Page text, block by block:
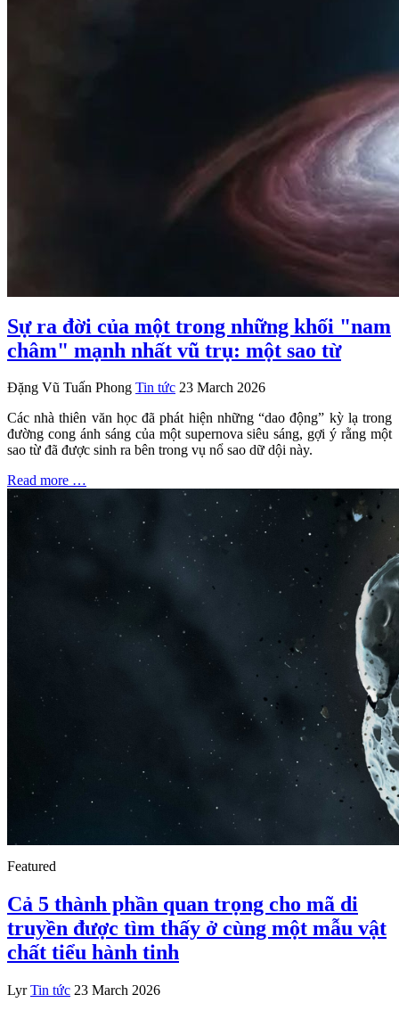
Sự ra đời của một trong những khối "nam
châm" mạnh nhất vũ trụ: một sao từ
Đặng Vũ Tuấn Phong Tin tức 23 March 2026
Các nhà thiên văn học đã phát hiện những “dao động” kỳ lạ trong
đường cong ánh sáng của một supernova siêu sáng, gợi ý rằng một
sao từ đã được sinh ra bên trong vụ nổ sao dữ dội này.
Read more …
Featured
Cả 5 thành phần quan trọng cho mã di
truyền được tìm thấy ở cùng một mẫu vật
chất tiểu hành tinh
Lyr Tin tức 23 March 2026